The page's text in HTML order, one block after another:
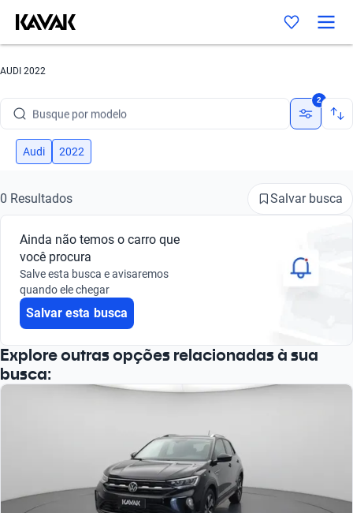
AUDI 2022
Busque por modelo
Busque por versão
Busque por marca
Busque por modelo
Busque por versão
2
Audi 2022
0 Resultados Salvar busca
Ainda não temos o carro que
você procura
Salve esta busca e avisaremos
quando ele chegar
Salvar esta busca
Explore outras opções relacionadas à sua
busca: